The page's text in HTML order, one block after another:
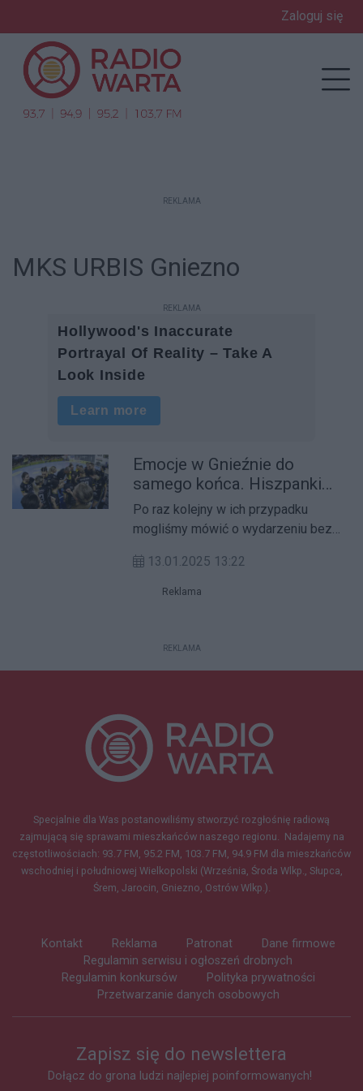
Zaloguj się
REKLAMA
MKS URBIS Gniezno
REKLAMA
Emocje w Gnieźnie do
samego końca. Hiszpanki
lepsze jedną bramką!
Po raz kolejny w ich przypadku
mogliśmy mówić o wydarzeniu bez
ręczne stoczyły bój o ćwierćfinał
Pucharu Europejskiego EHF. W
popularne Pszczoły wygraną miały na
13.01.2025 13:22
Reklama
REKLAMA
Specjalnie dla Was postanowiliśmy stworzyć rozgłośnię radiową
zajmującą się sprawami mieszkańców naszego regionu. Nadajemy na
częstotliwościach: 93.7 FM, 95.2 FM, 103.7 FM, 94.9 FM dla mieszkańców
wschodniej i południowej Wielkopolski (Września, Środa Wlkp., Słupca,
Śrem, Jarocin, Gniezno, Ostrów Wlkp.).
Kontakt Reklama Patronat
Dane firmowe
Regulamin serwisu i ogłoszeń drobnych
Regulamin konkursów
Polityka prywatności
Przetwarzanie danych osobowych
Zapisz się do newslettera
Dołącz do grona ludzi najlepiej poinformowanych!